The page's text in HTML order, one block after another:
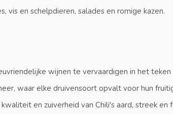
vis en schelpdieren, salades en romige kazen.
wijnen te vervaardigen in het
waar elke druivensoort opvalt voor hun
en zuiverheid van Chili's aard, streek en